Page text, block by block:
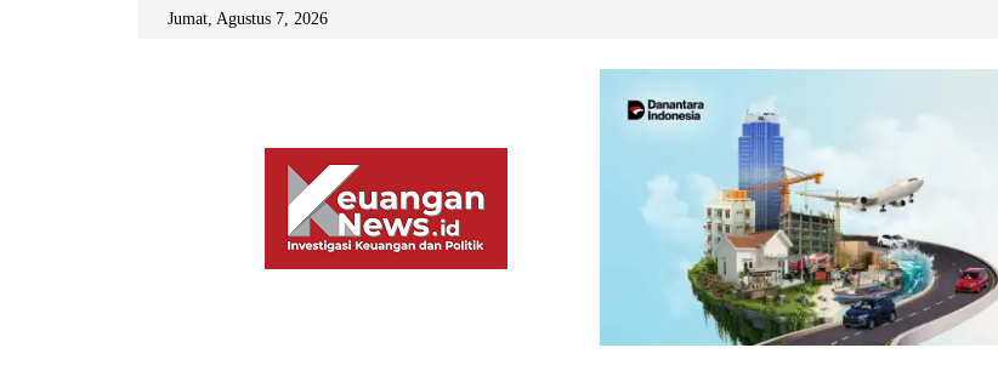
Jumat, Agustus 7, 2026